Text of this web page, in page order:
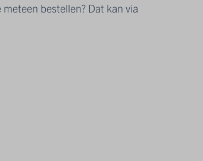
bestellen? Dat kan via